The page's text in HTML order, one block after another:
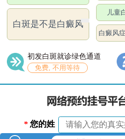
白斑是不是白癜风
儿童
白癜风
初发白斑就诊绿色通道
免费, 不用等待
* 您的姓